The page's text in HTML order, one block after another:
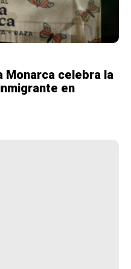
Monarca celebra la
en